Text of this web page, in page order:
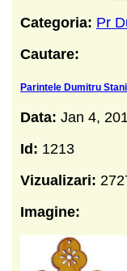
Categoria: Pr
Cautare:
Parintele Dumitru
Data: Jan 4,
Id: 1213
Vizualizari:
Imagine: